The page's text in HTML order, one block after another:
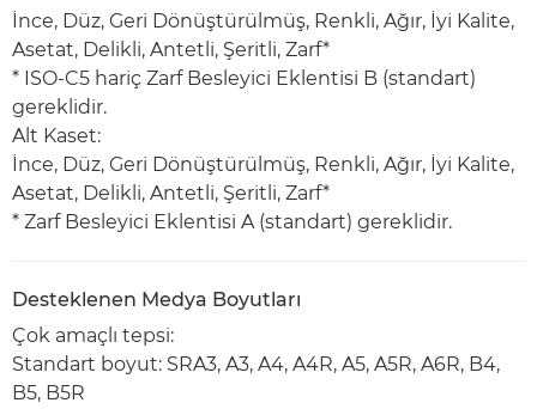
İnce, Düz, Geri Dönüştürülmüş, Renkli, Ağır, İyi Kalite,
Asetat, Delikli, Antetli, Şeritli, Zarf*
* ISO-C5 hariç Zarf Besleyici Eklentisi B (standart)
gereklidir.
Alt Kaset:
İnce, Düz, Geri Dönüştürülmüş, Renkli, Ağır, İyi Kalite,
Asetat, Delikli, Antetli, Şeritli, Zarf*
* Zarf Besleyici Eklentisi A (standart) gereklidir.
Desteklenen Medya Boyutları
Çok amaçlı tepsi:
Standart boyut: SRA3, A3, A4, A4R, A5, A5R, A6R, B4,
B5, B5R